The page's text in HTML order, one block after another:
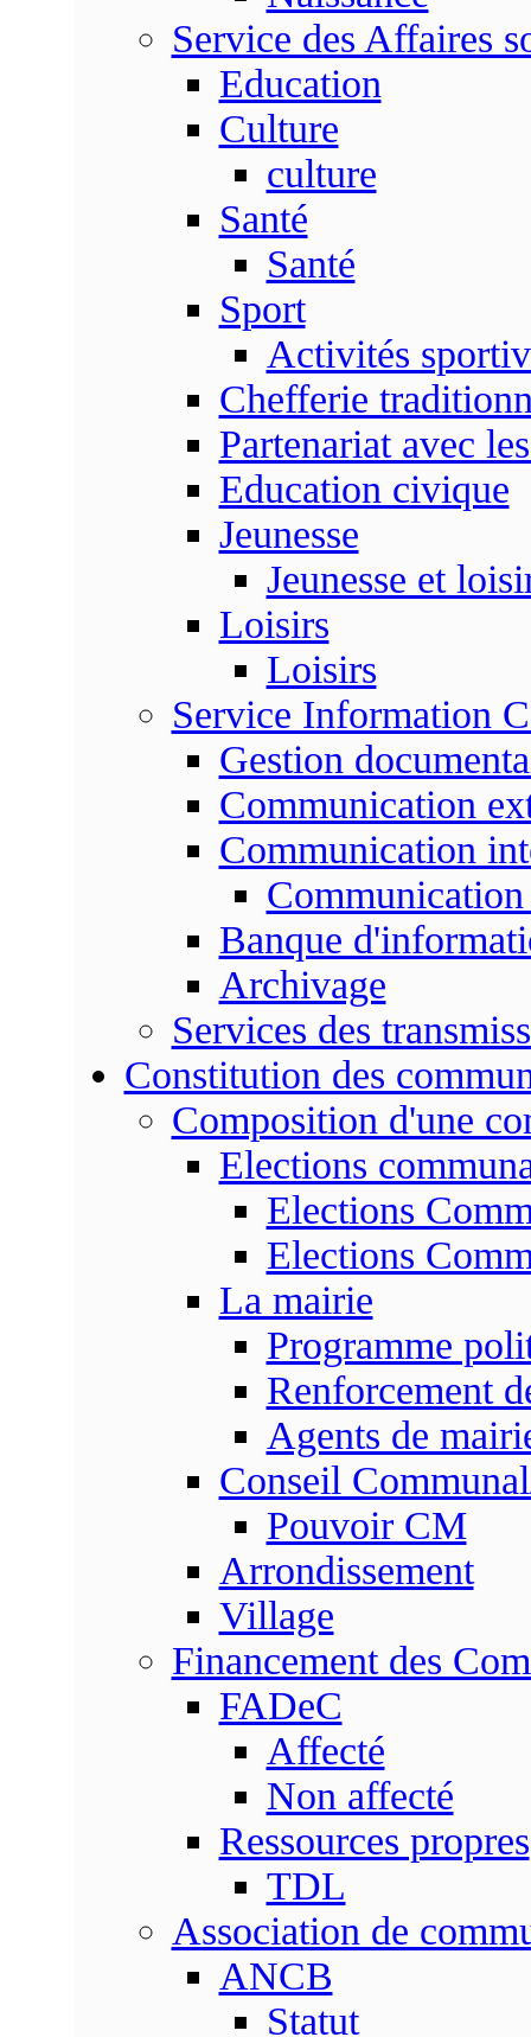
Service des Affaires
Education
Culture
culture
Santé
Santé
Sport
Activités
Chefferie
Partenariat avec
Education civique
Jeunesse
Jeunesse et
Loisirs
Loisirs
Service Information
Gestion
Communication
Communication
Communication
Banque
Archivage
Services des
Constitution des
Composition d'une
Elections
Elections
Elections
La mairie
Programme
Renforcement
Agents de
Conseil
Pouvoir CM
Arrondissement
Village
Financement des
FADeC
Affecté
Non affecté
Ressources propres
TDL
Association de
ANCB
Statut